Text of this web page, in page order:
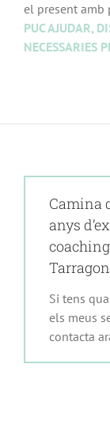
el present
PUC AJUDAR,
NECESSARIES
Camina
anys
Si tens
els meus
contacta